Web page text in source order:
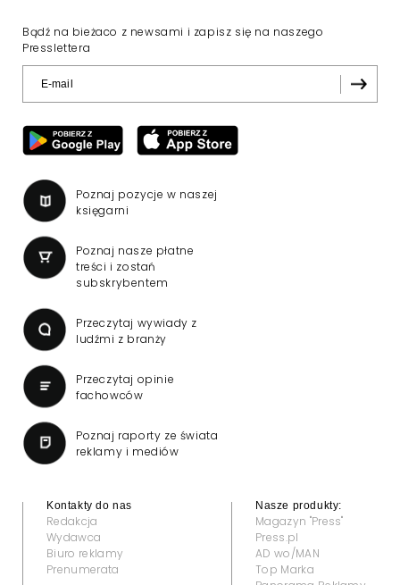
Bądź na bieżaco z newsami i zapisz się na naszego
Presslettera
Poznaj pozycje w naszej
księgarni
Poznaj nasze płatne
treści i zostań
subskrybentem
Przeczytaj wywiady z
ludźmi z branży
Przeczytaj opinie
fachowców
Poznaj raporty ze świata
reklamy i mediów
Kontakty do nas
Redakcja
Wydawca
Biuro reklamy
Prenumerata
Nasze produkty:
Magazyn "Press"
Press.pl
AD wo/MAN
Top Marka